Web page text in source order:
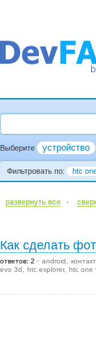
Выберите устройство
Фильтровать по: htc
развернуть все ·
Как сделать
ответов: 2 android
evo 3d
htc explorer htc one